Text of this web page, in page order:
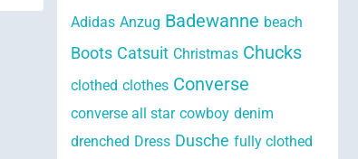
Adidas Anzug Badewanne beach
Boots Catsuit Christmas Chucks
clothed clothes Converse
converse all star cowboy denim
drenched Dress Dusche fully clothed